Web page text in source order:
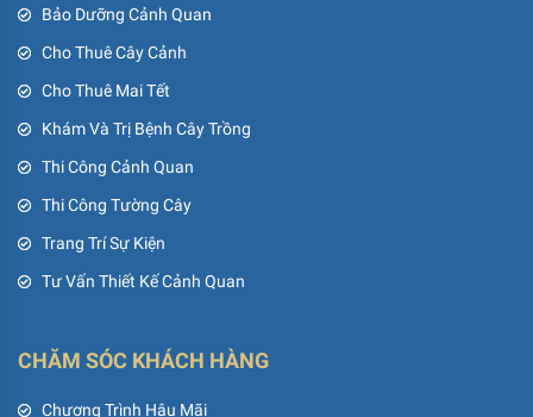
Bảo Dưỡng Cảnh Quan
Cho Thuê Cây Cảnh
Cho Thuê Mai Tết
Khám Và Trị Bệnh Cây Trồng
Thi Công Cảnh Quan
Thi Công Tường Cây
Trang Trí Sự Kiện
Tư Vấn Thiết Kế Cảnh Quan
CHĂM SÓC KHÁCH HÀNG
Chương Trình Hậu Mãi